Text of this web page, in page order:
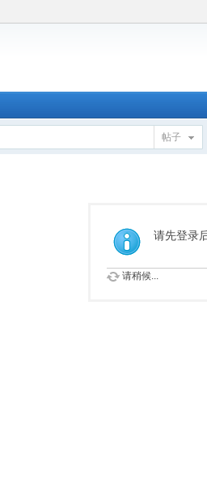
帖子
请先登录
请稍候...